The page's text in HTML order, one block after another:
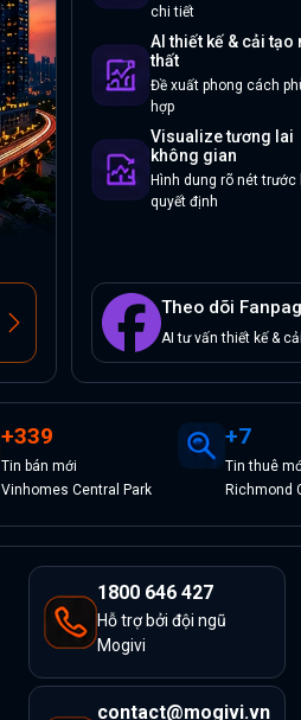
chi tiết
AI thiết kế & cải tạo
thất
Đề xuất phong cách
hợp
Visualize tương lai
không gian
Hình dung rõ nét trước
quyết định
Theo dõi
AI tư vấn thiết kế &
+339
Tin bán mới
Vinhomes Central Park
+7
Tinthuê
Richmond
1800 646 427
Hỗ trợ bởi đội ngũ
Mogivi
contact@mogivi.vn